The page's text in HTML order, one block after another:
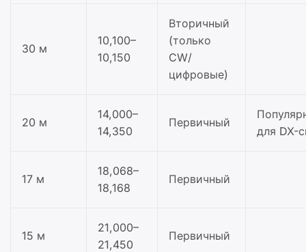
30 м
10,100–
10,150
Вторичный
(только
CW/
цифровые)
20 м
14,000–
14,350
Первичный
для DX-
17 м
18,068–
18,168
Первичный
15 м
21,000–
21,450
Первичный